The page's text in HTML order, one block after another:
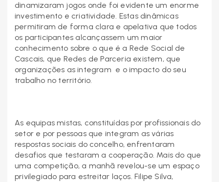
dinamizaram jogos onde foi evidente um enorme
investimento e criatividade. Estas dinâmicas
permitiram de forma clara e apelativa que todos
os participantes alcançassem um maior
conhecimento sobre o que é a Rede Social de
Cascais, que Redes de Parceria existem, que
organizações as integram e o impacto do seu
trabalho no território.
As equipas mistas, constituídas por profissionais do
setor e por pessoas que integram as várias
respostas sociais do concelho, enfrentaram
desafios que testaram a cooperação. Mais do que
uma competição, a manhã revelou-se um espaço
privilegiado para estreitar laços. Filipe Silva,